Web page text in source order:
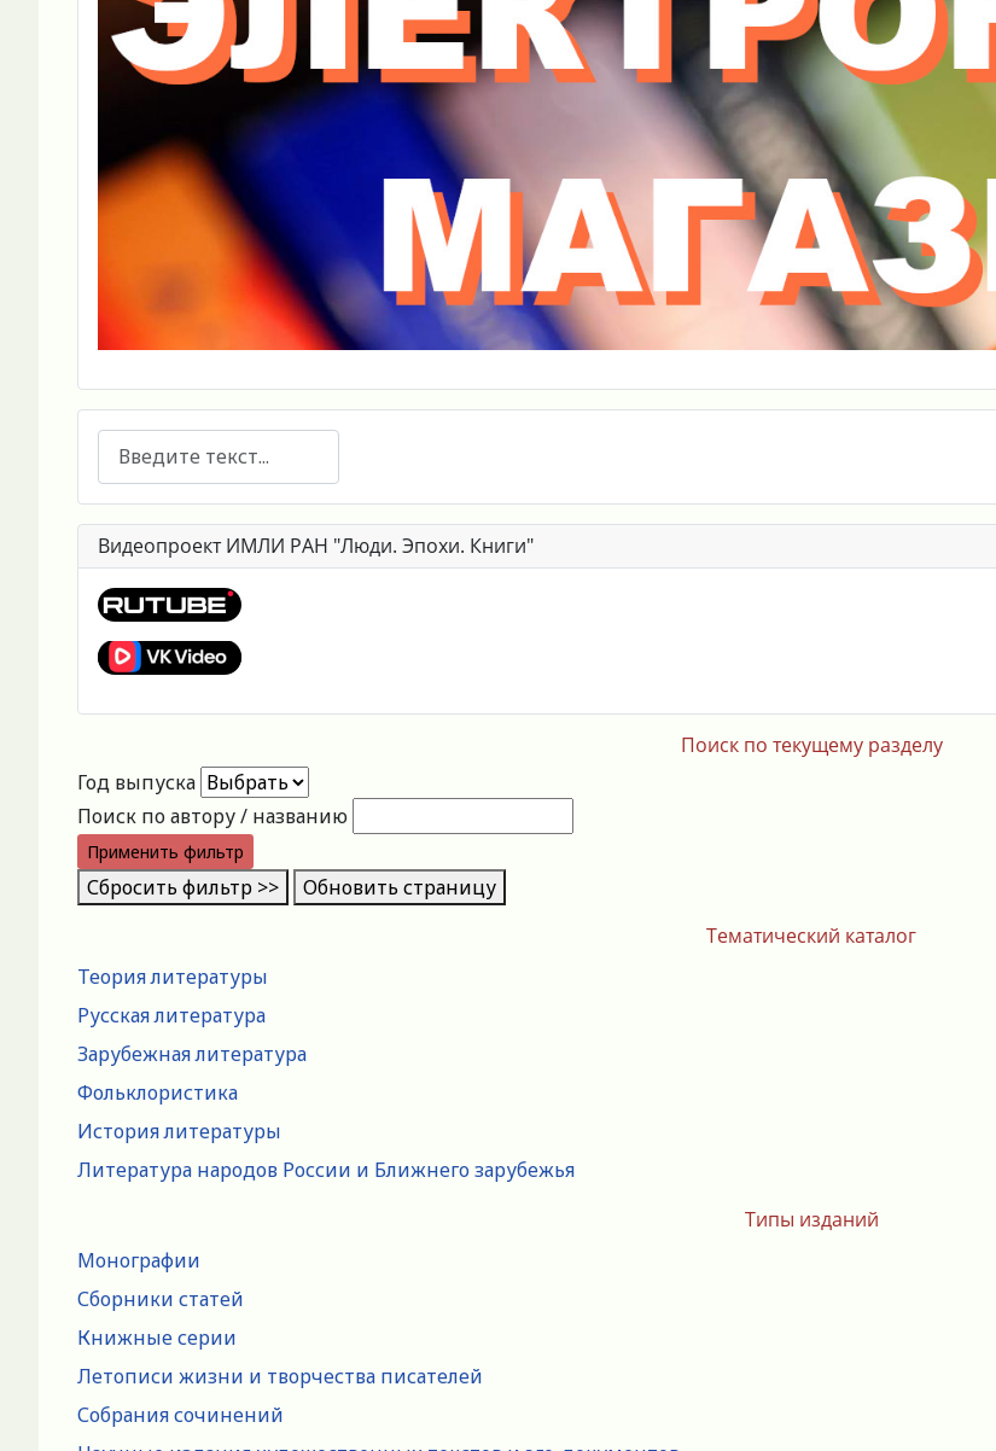
Тематический каталог
Теория литературы
Русская литература
Зарубежная литература
Фольклористика
История литературы
Литература народов России и Ближнего зарубежья
Типы изданий
Монографии
Сборники статей
Книжные серии
Летописи жизни и творчества писателей
Собрания сочинений
Поиск
Видеопроект ИМЛИ РАН "Люди. Эпохи. Книги"
Поиск по текущему разделу
Год выпуска
Поиск по автору / названию
Применить фильтр
Сбросить фильтр >> Обновить страницу